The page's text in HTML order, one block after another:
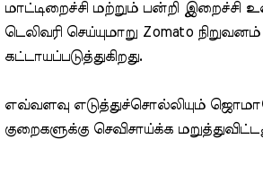
மாட்டிறைச்சி மற்றும் பன்றி
டெலிவரி செய்யுமாறு Zomato
கட்டாயப்படுத்துகிறது.
எவ்வளவு எடுத்துச்சொல்லியும்
குறைகளுக்கு செவிசாய்க்க